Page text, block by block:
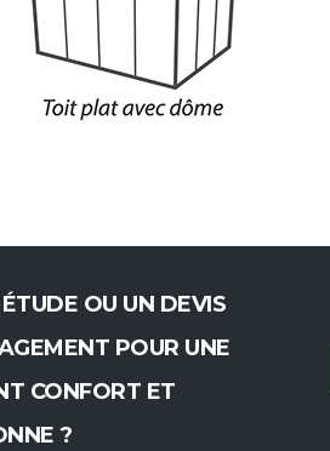
OU UN DEVIS
POUR UNE
CONFORT ET
?